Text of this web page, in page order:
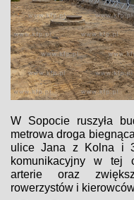
W Sopocie ruszyła
metrowa droga
ulice Jana z Kolna i
komunikacyjny w tej
arterie oraz
rowerzystów i